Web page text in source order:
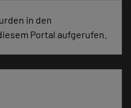
in den
Portal aufgerufen.